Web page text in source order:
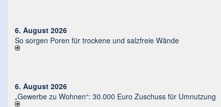
6. August 2026
So sorgen Poren für trockene und salzfreie Wände
6. August 2026
„Gewerbe zu Wohnen“: 30.000 Euro Zu­schuss für Um­nut­zung